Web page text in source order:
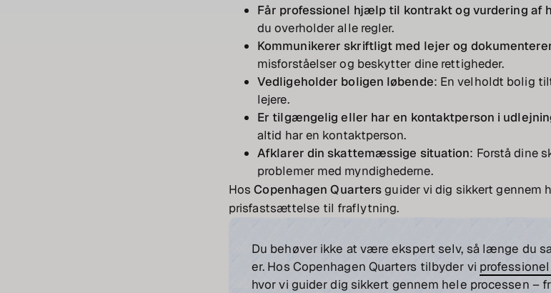
Får professionel hjælp til kontrakt og vurdering af
du overholder alle regler.
Kommunikerer skriftligt med lejer og
misforståelser og beskytter dine rettigheder.
Vedligeholder boligen løbende: En velholdt bolig
lejere.
Er tilgængelig eller har en kontaktperson i
altid har en kontaktperson.
Afklarer din skattemæssige situation: Forstå dine
problemer med myndighederne.
HosCopenhagen Quartersguider vi dig sikkert gennem
prisfastsættelse til fraflytning.
Du behøver ikke at være ekspert selv, så længe du
er. Hos Copenhagen Quarters tilbyder vi
hvor vi guider dig sikkert gennem hele processen –